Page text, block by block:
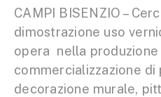
CAMPI BISENZIO –
dimostrazione uso
opera nella produzione
commercializzazione
decorazione murale,